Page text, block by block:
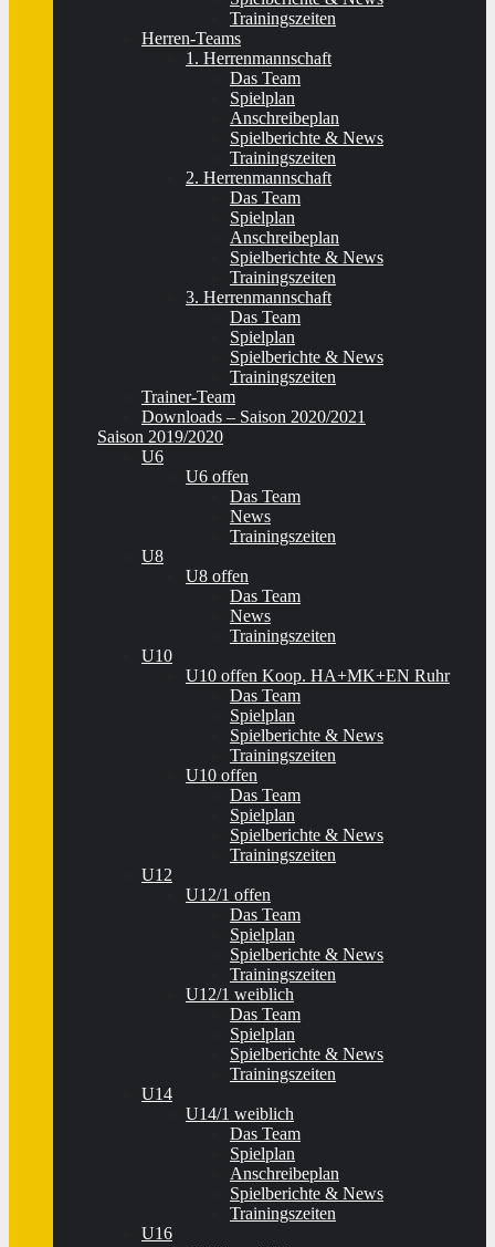
Trainingszeiten
Herren-Teams
1. Herrenmannschaft
Das Team
Spielplan
Anschreibeplan
Spielberichte & News
Trainingszeiten
2. Herrenmannschaft
Das Team
Spielplan
Anschreibeplan
Spielberichte & News
Trainingszeiten
3. Herrenmannschaft
Das Team
Spielplan
Spielberichte & News
Trainingszeiten
Trainer-Team
Downloads – Saison 2020/2021
Saison 2019/2020
U6
U6 offen
Das Team
News
Trainingszeiten
U8
U8 offen
Das Team
News
Trainingszeiten
U10
U10 offen Koop. HA+MK+EN Ruhr
Das Team
Spielplan
Spielberichte & News
Trainingszeiten
U10 offen
Das Team
Spielplan
Spielberichte & News
Trainingszeiten
U12
U12/1 offen
Das Team
Spielplan
Spielberichte & News
Trainingszeiten
U12/1 weiblich
Das Team
Spielplan
Spielberichte & News
Trainingszeiten
U14
U14/1 weiblich
Das Team
Spielplan
Anschreibeplan
Spielberichte & News
Trainingszeiten
U16